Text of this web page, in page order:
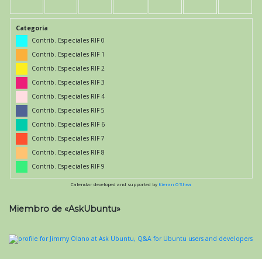
Categoría
Contrib. Especiales RIF 0
Contrib. Especiales RIF 1
Contrib. Especiales RIF 2
Contrib. Especiales RIF 3
Contrib. Especiales RIF 4
Contrib. Especiales RIF 5
Contrib. Especiales RIF 6
Contrib. Especiales RIF 7
Contrib. Especiales RIF 8
Contrib. Especiales RIF 9
Calendar developed and supported by Kieran O'Shea
Miembro de «AskUbuntu»